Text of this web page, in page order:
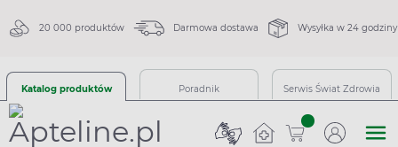
20 000 produktów Darmowa dostawa Wysyłka w 24 godziny
Katalog produktów Poradnik Serwis Świat Zdrowia
sztuk